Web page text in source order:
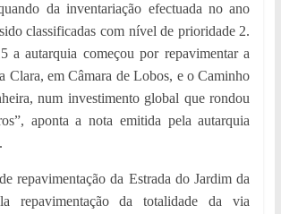
da inventariação efectuada no ano
classificadas com nível de prioridade 2.
a autarquia começou por repavimentar a
Clara, em Câmara de Lobos, e o Caminho
num investimento global que rondou
aponta a nota emitida pela autarquia
repavimentação da Estrada do Jardim da
repavimentação da totalidade da via